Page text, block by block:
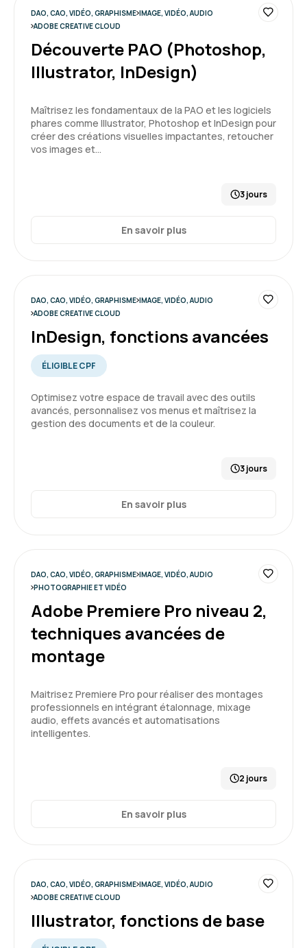
DAO, CAO, VIDÉO, GRAPHISME IMAGE, VIDÉO, AUDIO
ADOBE CREATIVE CLOUD
Découverte PAO (Photoshop,
Illustrator, InDesign)
Maîtrisez les fondamentaux de la PAO et les logiciels
phares comme Illustrator, Photoshop et InDesign pour
créer des créations visuelles impactantes, retoucher
vos images et…
3 jours
En savoir plus
DAO, CAO, VIDÉO, GRAPHISME IMAGE, VIDÉO, AUDIO
ADOBE CREATIVE CLOUD
InDesign, fonctions avancées
ÉLIGIBLE CPF
Optimisez votre espace de travail avec des outils
avancés, personnalisez vos menus et maîtrisez la
gestion des documents et de la couleur.
3 jours
En savoir plus
DAO, CAO, VIDÉO, GRAPHISME IMAGE, VIDÉO, AUDIO
PHOTOGRAPHIE ET VIDÉO
Adobe Premiere Pro niveau 2,
techniques avancées de
montage
Maitrisez Premiere Pro pour réaliser des montages
professionnels en intégrant étalonnage, mixage
audio, effets avancés et automatisations
intelligentes.
2 jours
En savoir plus
DAO, CAO, VIDÉO, GRAPHISME IMAGE, VIDÉO, AUDIO
ADOBE CREATIVE CLOUD
Illustrator, fonctions de base